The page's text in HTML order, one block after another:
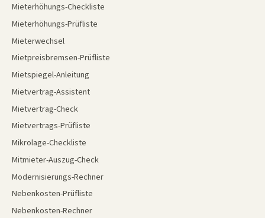
Mieterhöhungs-Checkliste
Mieterhöhungs-Prüfliste
Mieterwechsel
Mietpreisbremsen-Prüfliste
Mietspiegel-Anleitung
Mietvertrag-Assistent
Mietvertrag-Check
Mietvertrags-Prüfliste
Mikrolage-Checkliste
Mitmieter-Auszug-Check
Modernisierungs-Rechner
Nebenkosten-Prüfliste
Nebenkosten-Rechner